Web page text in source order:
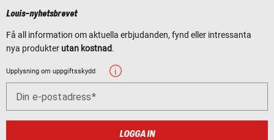
Louis-nyhetsbrevet
Få all information om aktuella erbjudanden, fynd eller intressanta
nya produkter utan kostnad.
Upplysning om uppgiftsskydd
Din e-postadress
LOGGA IN